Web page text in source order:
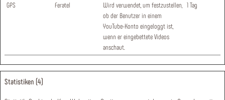
GPS Feratel
Wird verwendet, um festzustellen,
ob der Benutzer in einem
YouTube-Konto eingeloggt ist,
wenn er eingebettete Videos
anschaut.
1 Tag
Statistiken (4)